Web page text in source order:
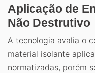
Aplicação de
Não Destrutivo
A tecnologia avalia o
material isolante
normatizadas, porém